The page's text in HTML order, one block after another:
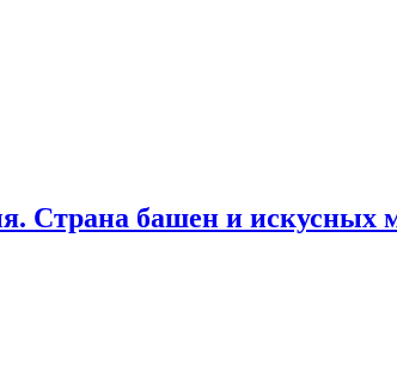
Страна башен и искусных